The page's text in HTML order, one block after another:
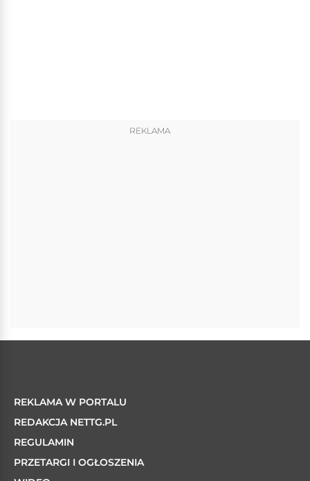
REKLAMA
REKLAMA W PORTALU
REDAKCJA NETTG.PL
REGULAMIN
PRZETARGI I OGŁOSZENIA